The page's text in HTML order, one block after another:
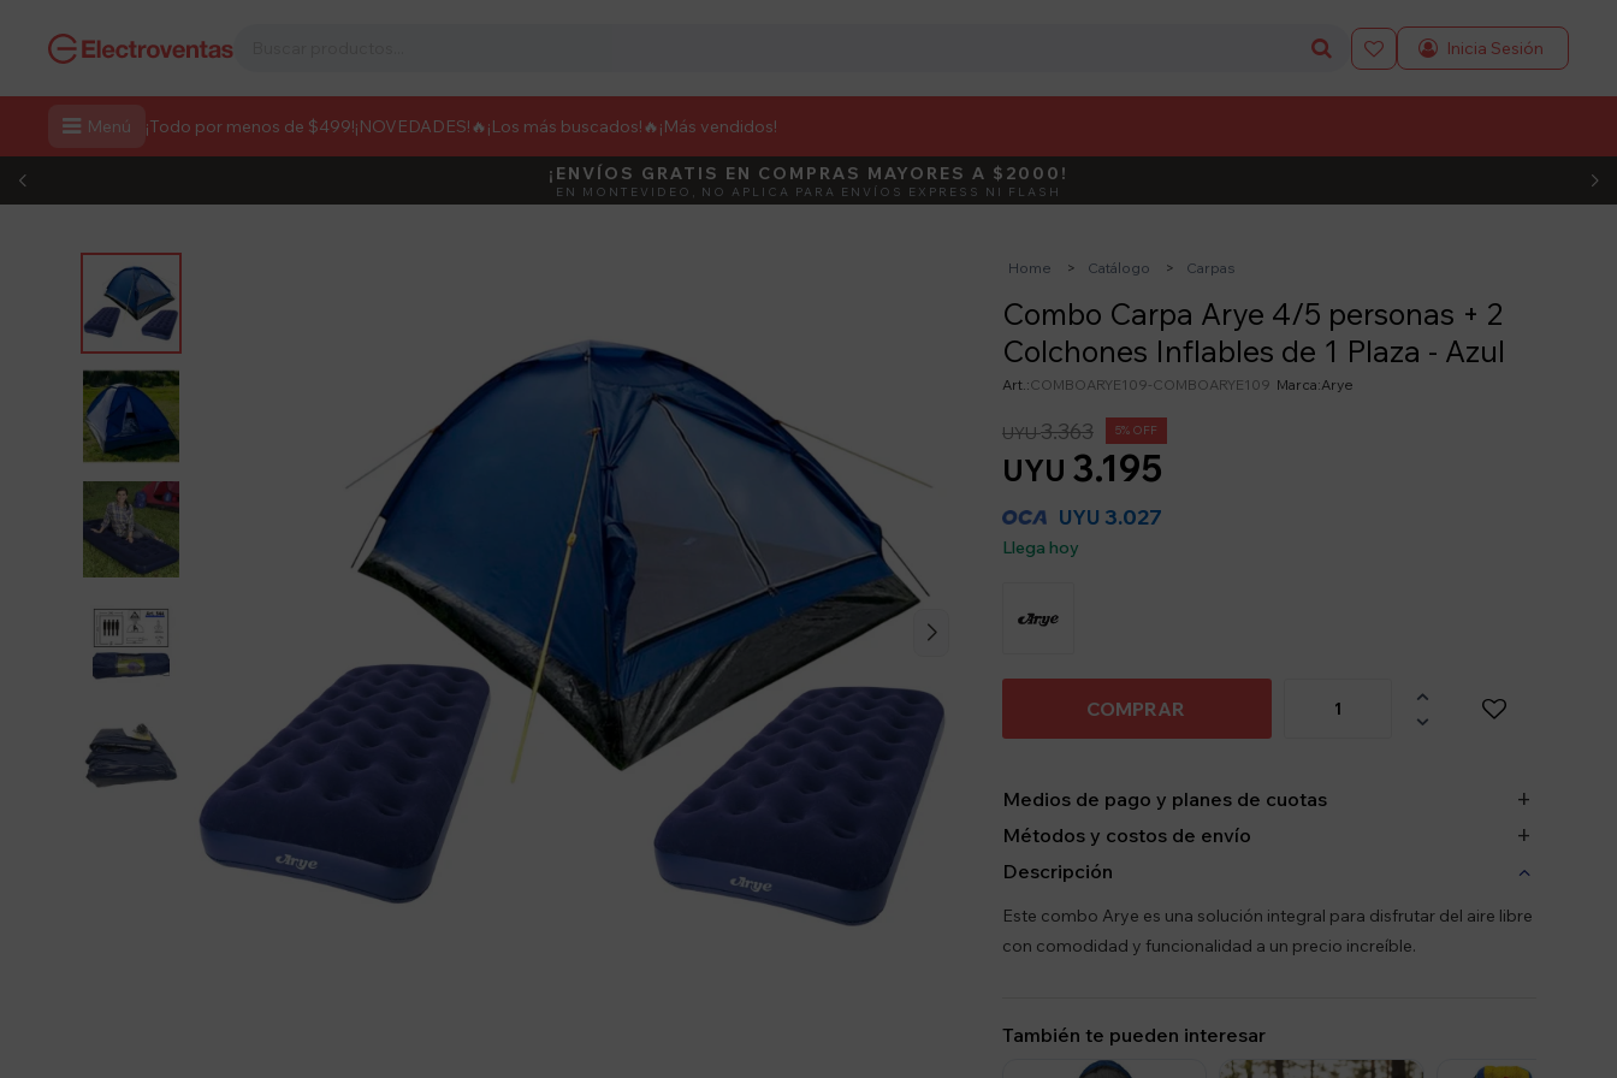
 Menú ¡Todo por menos de $499!¡NOVEDADES! 🔥¡Los más buscados!🔥 ¡Más vendidos!

DEBUT ACTIVÁ EL CÓDIGO
¡ENVÍOS GRATIS EN COMPRAS MAYORES A $2000!
EN MONTEVIDEO, NO APLICA PARA ENVÍOS EXPRESS NI FLASH
Home Catálogo Carpas
Combo Carpa Arye 4/5 personas + 2
Colchones Inflables de 1 Plaza - Azul
COMBOARYE109-COMBOARYE109 Arye
UYU 3.195
UYU3.363 5
UYU 3.027
Llega hoy
COMPRAR


Medios de pago y planes de cuotas
Métodos y costos de envío
Descripción
Este combo Arye es una solución integral para disfrutar del aire libre
con comodidad y funcionalidad a un precio increíble.
También te pueden interesar